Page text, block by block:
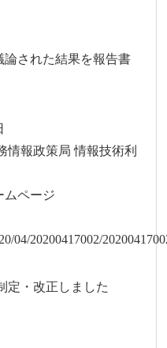
れた結果を報告書
報政策局 情報技術利
ページ
04/20200417002/
定・改正しました